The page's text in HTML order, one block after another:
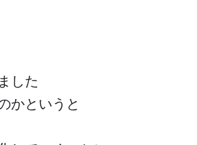
した
かというと